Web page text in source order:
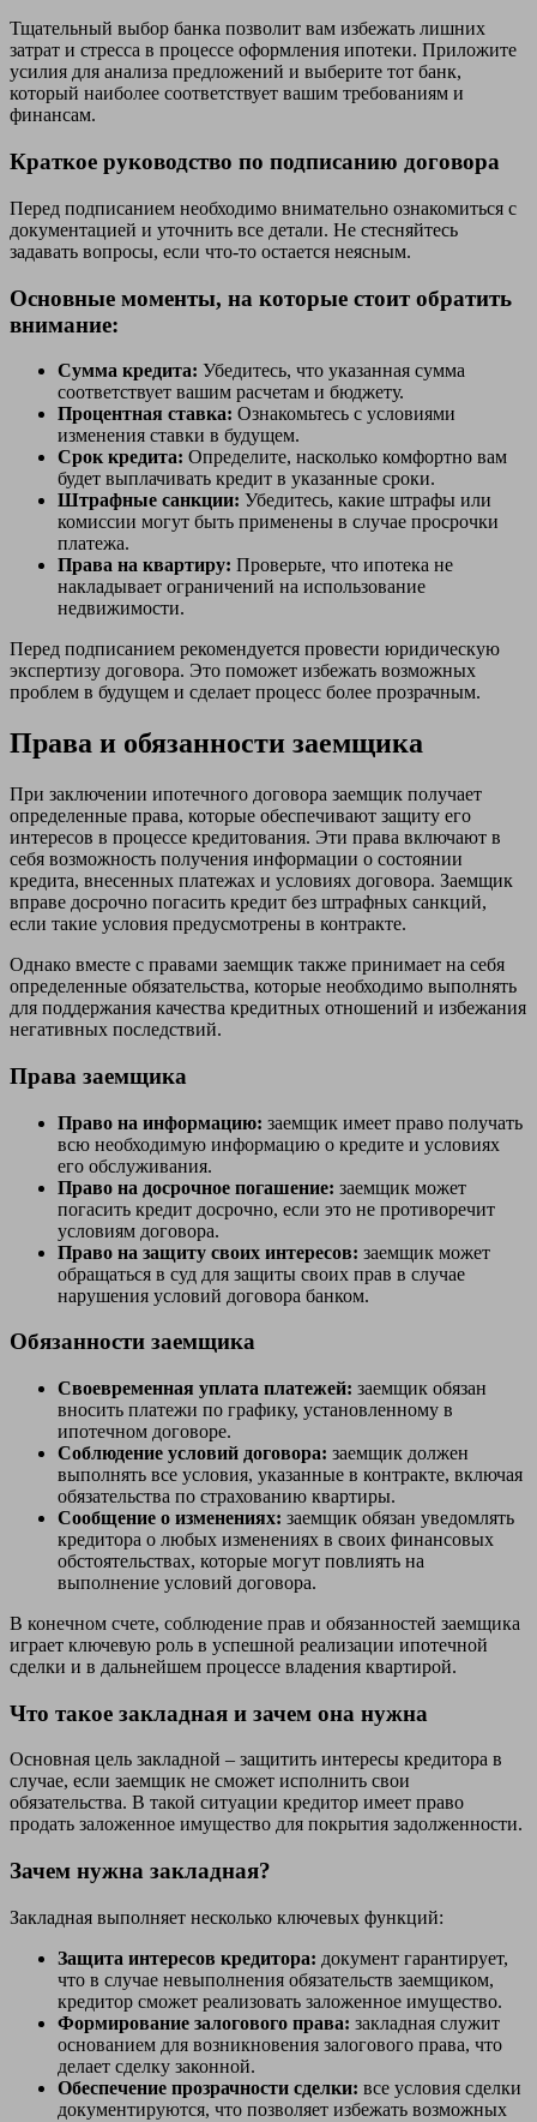
Тщательный выбор банка позволит вам избежать лишних
затрат и стресса в процессе оформления ипотеки. Приложите
усилия для анализа предложений и выберите тот банк,
который наиболее соответствует вашим требованиям и
финансам.
Краткое руководство по подписанию договора
Перед подписанием необходимо внимательно ознакомиться с
документацией и уточнить все детали. Не стесняйтесь
задавать вопросы, если что-то остается неясным.
Основные моменты, на которые стоит обратить
внимание:
Сумма кредита: Убедитесь, что указанная сумма
соответствует вашим расчетам и бюджету.
Процентная ставка: Ознакомьтесь с условиями
изменения ставки в будущем.
Срок кредита: Определите, насколько комфортно вам
будет выплачивать кредит в указанные сроки.
Штрафные санкции: Убедитесь, какие штрафы или
комиссии могут быть применены в случае просрочки
платежа.
Права на квартиру: Проверьте, что ипотека не
накладывает ограничений на использование
недвижимости.
Перед подписанием рекомендуется провести юридическую
экспертизу договора. Это поможет избежать возможных
проблем в будущем и сделает процесс более прозрачным.
Права и обязанности заемщика
При заключении ипотечного договора заемщик получает
определенные права, которые обеспечивают защиту его
интересов в процессе кредитования. Эти права включают в
себя возможность получения информации о состоянии
кредита, внесенных платежах и условиях договора. Заемщик
вправе досрочно погасить кредит без штрафных санкций,
если такие условия предусмотрены в контракте.
Однако вместе с правами заемщик также принимает на себя
определенные обязательства, которые необходимо выполнять
для поддержания качества кредитных отношений и избежания
негативных последствий.
Права заемщика
Право на информацию: заемщик имеет право получать
всю необходимую информацию о кредите и условиях
его обслуживания.
Право на досрочное погашение: заемщик может
погасить кредит досрочно, если это не противоречит
условиям договора.
Право на защиту своих интересов: заемщик может
обращаться в суд для защиты своих прав в случае
нарушения условий договора банком.
Обязанности заемщика
Своевременная уплата платежей: заемщик обязан
вносить платежи по графику, установленному в
ипотечном договоре.
Соблюдение условий договора: заемщик должен
выполнять все условия, указанные в контракте, включая
обязательства по страхованию квартиры.
Сообщение о изменениях: заемщик обязан уведомлять
кредитора о любых изменениях в своих финансовых
обстоятельствах, которые могут повлиять на
выполнение условий договора.
В конечном счете, соблюдение прав и обязанностей заемщика
играет ключевую роль в успешной реализации ипотечной
сделки и в дальнейшем процессе владения квартирой.
Что такое закладная и зачем она нужна
Основная цель закладной – защитить интересы кредитора в
случае, если заемщик не сможет исполнить свои
обязательства. В такой ситуации кредитор имеет право
продать заложенное имущество для покрытия задолженности.
Зачем нужна закладная?
Закладная выполняет несколько ключевых функций:
Защита интересов кредитора: документ гарантирует,
что в случае невыполнения обязательств заемщиком,
кредитор сможет реализовать заложенное имущество.
Формирование залогового права: закладная служит
основанием для возникновения залогового права, что
делает сделку законной.
Обеспечение прозрачности сделки: все условия сделки
документируются, что позволяет избежать возможных